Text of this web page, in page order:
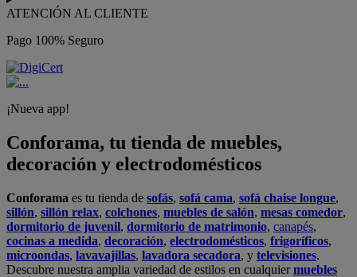
ATENCIÓN AL CLIENTE
Pago 100% Seguro
¡Nueva app!
Conforama, tu tienda de muebles,
decoración y electrodomésticos
Conforama es tu tienda de sofás, sofá cama, sofá chaise longue,
sillón, sillón relax, colchones, muebles de salón, mesas comedor,
dormitorio de juvenil, dormitorio de matrimonio, canapés,
cocinas a medida, decoración, electrodomésticos, frigoríficos,
microondas, lavavajillas, lavadora secadora, y televisiones.
Descubre nuestra amplia variedad de estilos en cualquiermuebles